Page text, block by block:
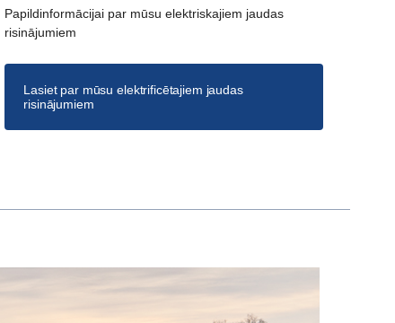
Papildinformācijai par mūsu elektriskajiem jaudas
risinājumiem
Lasiet par mūsu elektrificētajiem jaudas
risinājumiem